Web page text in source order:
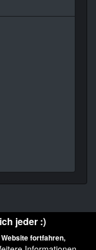
jeder :)
fortfahren,